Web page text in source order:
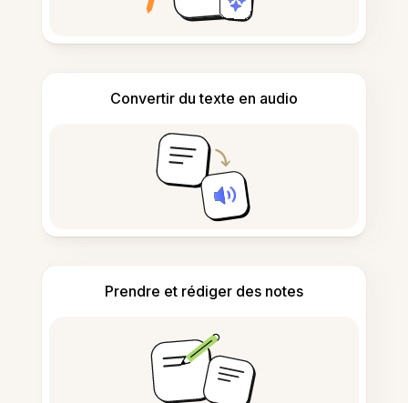
Convertir du texte en audio
Prendre et rédiger des notes